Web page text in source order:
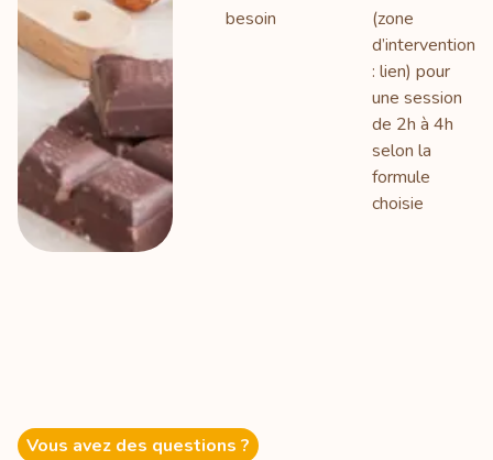
besoin
(zone
d’intervention
: lien) pour
une session
de 2h à 4h
selon la
formule
choisie
Vous avez des questions ?